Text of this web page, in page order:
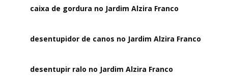
caixa de gordura no Jardim Alzira Franco
desentupidor de canos no Jardim Alzira Franco
desentupir ralo no Jardim Alzira Franco